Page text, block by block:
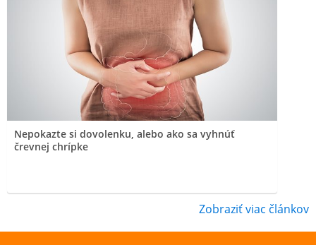
Nepokazte si dovolenku, alebo ako sa vyhnúť
črevnej chrípke
Zobraziť viac článkov